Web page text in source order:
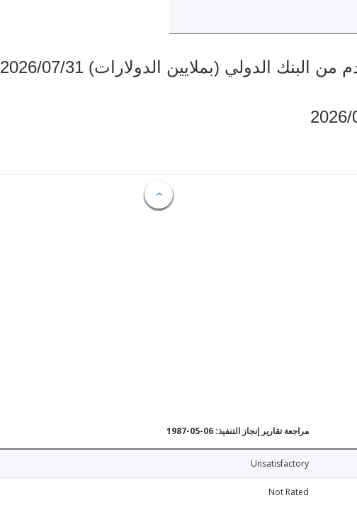
الدولي (بملايين الدولارات) 2026/07/31
مراجعة تقارير إنجاز التنفيذ: 06-05-1987
Unsatisfactory
Not Rated